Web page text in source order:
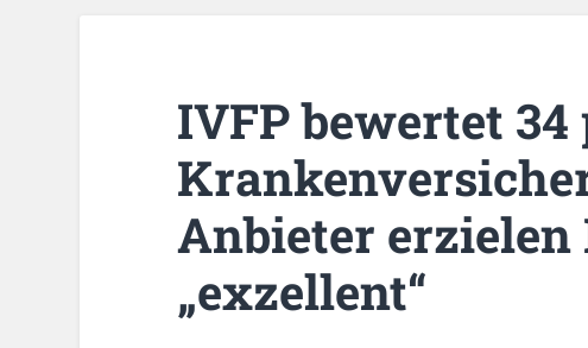
IVFP bewertet
Anbieter erzielen
„exzellent“